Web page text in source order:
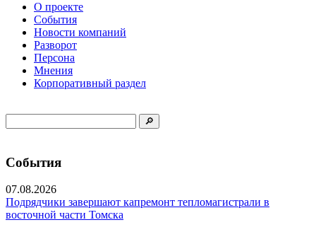
О проекте
События
Новости компаний
Разворот
Персона
Мнения
Корпоративный раздел
События
07.08.2026
Подрядчики завершают капремонт тепломагистрали в
восточной части Томска